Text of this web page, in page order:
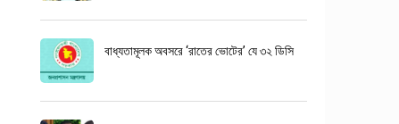
বাধ্যতামূলক অবসরে ‘রাতের ভোটের’ যে ৩২ ডিসি